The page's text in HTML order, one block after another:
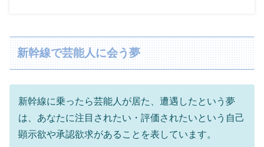
新幹線で芸能人に会う夢
新幹線に乗ったら芸能人が居た、遭遇したという夢
は、あなたに注目されたい・評価されたいという自己
顕示欲や承認欲求があることを表しています。